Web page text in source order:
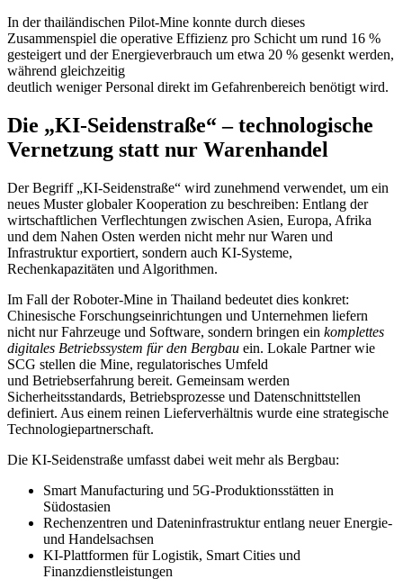
In der thailändischen Pilot-Mine konnte durch dieses
Zusammenspiel die operative Effizienz pro Schicht um rund 16 %
gesteigert und der Energieverbrauch um etwa 20 % gesenkt werden,
während gleichzeitig
deutlich weniger Personal direkt im Gefahrenbereich benötigt wird.
Die „KI-Seidenstraße“ – technologische
Vernetzung statt nur Warenhandel
Der Begriff „KI-Seidenstraße“ wird zunehmend verwendet, um ein
neues Muster globaler Kooperation zu beschreiben: Entlang der
wirtschaftlichen Verflechtungen zwischen Asien, Europa, Afrika
und dem Nahen Osten werden nicht mehr nur Waren und
Infrastruktur exportiert, sondern auch KI-Systeme,
Rechenkapazitäten und Algorithmen.
Im Fall der Roboter-Mine in Thailand bedeutet dies konkret:
Chinesische Forschungseinrichtungen und Unternehmen liefern
nicht nur Fahrzeuge und Software, sondern bringen ein komplettes
digitales Betriebssystem für den Bergbau ein. Lokale Partner wie
SCG stellen die Mine, regulatorisches Umfeld
und Betriebserfahrung bereit. Gemeinsam werden
Sicherheitsstandards, Betriebsprozesse und Datenschnittstellen
definiert. Aus einem reinen Lieferverhältnis wurde eine strategische
Technologiepartnerschaft.
Die KI-Seidenstraße umfasst dabei weit mehr als Bergbau:
Smart Manufacturing und 5G-Produktionsstätten in
Südostasien
Rechenzentren und Dateninfrastruktur entlang neuer Energie-
und Handelsachsen
KI-Plattformen für Logistik, Smart Cities und
Finanzdienstleistungen